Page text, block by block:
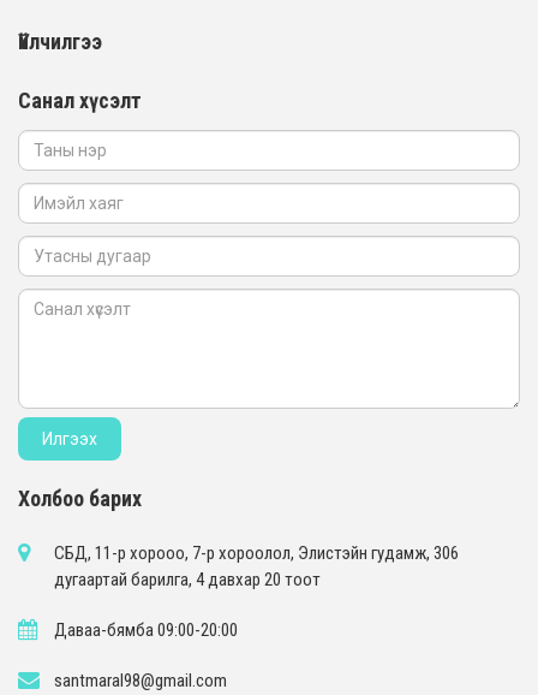
Үйлчилгээ
Санал хүсэлт
Холбоо барих
СБД, 11-р хорооо, 7-р хороолол, Элистэйн гудамж, 306
дугаартай барилга, 4 давхар 20 тоот
Даваа-бямба 09:00-20:00
santmaral98@gmail.com